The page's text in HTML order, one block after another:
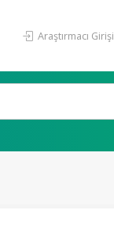
Araştırmacı Girişi